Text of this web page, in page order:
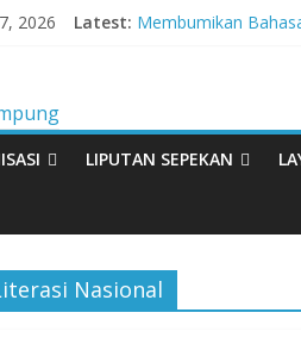
2026 Latest: Membumikan
Babak Final Festival
LIPUTAN SEPEKAN
Nasional